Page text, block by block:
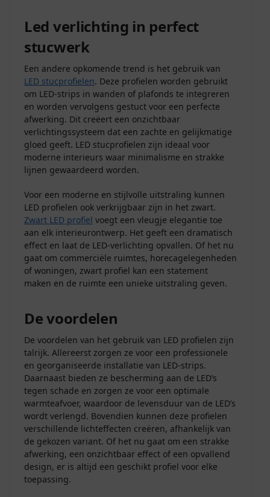
Led verlichting in perfect
stucwerk
Een andere opkomende trend is het gebruik van
LED stucprofielen. Deze profielen worden gebruikt
om LED-strips in wanden of plafonds te integreren
en worden vervolgens gestuct voor een perfecte
afwerking. Dit creëert een onzichtbaar
verlichtingssysteem dat een zachte en gelijkmatige
gloed geeft. LED stucprofielen zijn ideaal voor
moderne interieurs waar minimalisme en strakke
lijnen gewaardeerd worden.
Voor een moderne en stijlvolle uitstraling kunnen
LED profielen ook verkrijgbaar zijn in het zwart.
Zwart LED profiel voegt een vleugje elegantie toe
aan elk interieurontwerp. Het geeft een dramatisch
effect en laat de LED-verlichting opvallen. Of het nu
gaat om commerciële ruimtes, horecagelegenheden
of woningen, zwart profiel kan een statement
maken en de ruimte een unieke uitstraling geven.
De voordelen
De voordelen van het gebruik van LED profielen zijn
talrijk. Allereerst zorgen ze voor een professionele
en georganiseerde installatie van LED-strips.
Daarnaast bieden ze bescherming aan de LED’s
tegen schade en zorgen ze voor een optimale
warmteafvoer, waardoor de levensduur van de LED’s
wordt verlengd. Bovendien kunnen deze profielen
verschillende lichteffecten creëren, afhankelijk van
de gekozen variant. Of het nu gaat om een strakke
afwerking, een onzichtbaar effect of een opvallend
design, er is altijd een geschikt profiel voor elke
toepassing.